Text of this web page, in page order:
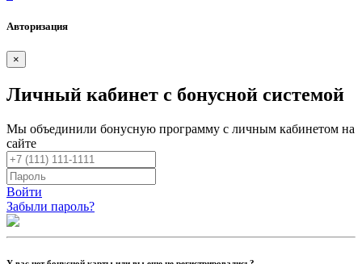
Авторизация
×
Личный кабинет с бонусной системой
Мы объединили бонусную программу с личным кабинетом на
сайте
Войти
Забыли пароль?